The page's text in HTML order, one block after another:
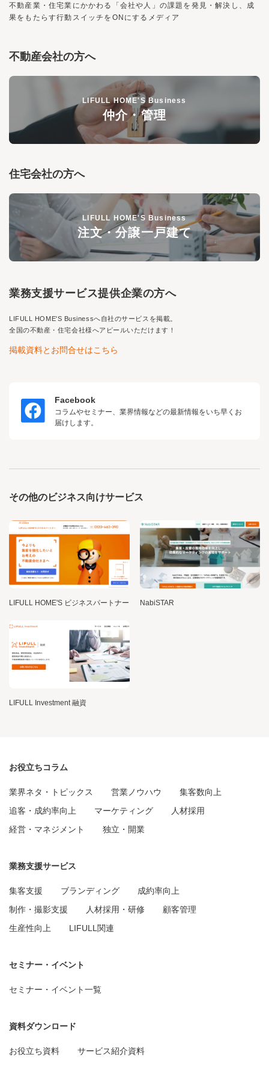
不動産業・住宅業にかかわる「会社や人」の課題を発見・解決し、 成
果をもたらす行動スイッチを ON にするメディア
不動産会社の方へ
LIFULL HOME'S Business
仲介・管理
住宅会社の方へ
LIFULL HOME'S Business
注文・分譲一戸建て
業務支援サービス提供企業の方へ
LIFULL HOME'S Businessへ自社のサービスを掲載。
全国の不動産・住宅会社様へアピールいただけます！
掲載資料とお問合せはこちら
Facebook
コラムやセミナー、業界情報などの最新情報をいち早くお
届けします。
その他のビジネス向けサービス
LIFULL HOME'S ビジネスパートナー NabiSTAR
LIFULL Investment 融資
お役立ちコラム
業界ネタ・トピックス 営業ノウハウ
集客数向上
追客・成約率向上
マーケティング
人材採用
経営・マネジメント
独立・開業
業務支援サービス
集客支援 ブランディング
成約率向上
制作・撮影支援
人材採用・研修
顧客管理
生産性向上
LIFULL関連
セミナー・イベント
セミナー・イベント一覧
資料ダウンロード
お役立ち資料 サービス紹介資料